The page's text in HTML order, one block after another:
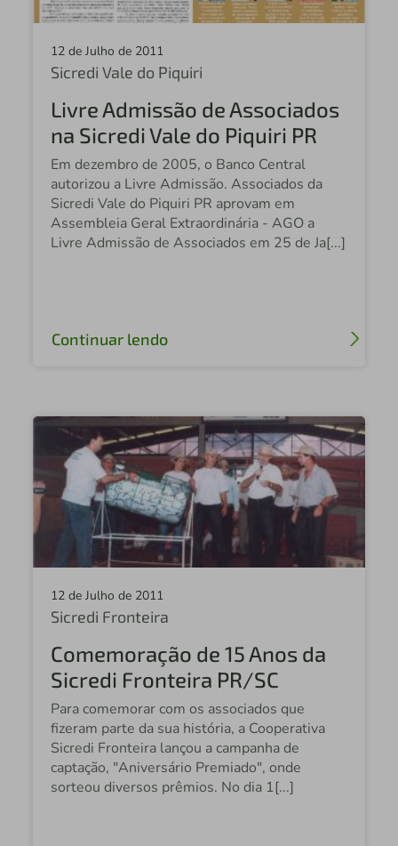
12 de Julho de 2011
Sicredi Vale do Piquiri
Livre Admissão de Associados
na Sicredi Vale do Piquiri PR
Em dezembro de 2005, o Banco Central
autorizou a Livre Admissão. Associados da
Sicredi Vale do Piquiri PR aprovam em
Assembleia Geral Extraordinária - AGO a
Livre Admissão de Associados em 25 de Ja[...]
Continuar lendo
12 de Julho de 2011
Sicredi Fronteira
Comemoração de 15 Anos da
Sicredi Fronteira PR/SC
Para comemorar com os associados que
fizeram parte da sua história, a Cooperativa
Sicredi Fronteira lançou a campanha de
captação, "Aniversário Premiado", onde
sorteou diversos prêmios. No dia 1[...]